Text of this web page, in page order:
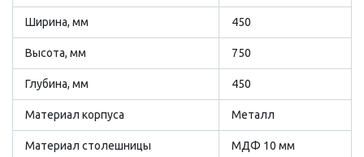
Ширина, мм 450
Высота, мм 750
Глубина, мм 450
Материал корпуса Металл
Материал столешницы МДФ 10 мм